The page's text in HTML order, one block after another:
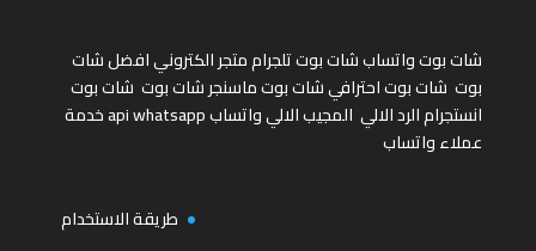
شات بوت واتسابشات بوت تلجراممتجر الكترونيافضل شات
بوت شات بوت احترافيشات بوت ماسنجرشات بوت شات بوت
انستجرامالرد الالي المجيب الالي واتسابapi whatsappخدمة
عملاء واتساب
طريقة الاستخدام